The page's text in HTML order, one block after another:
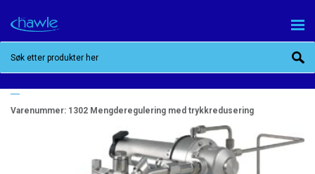
1302 MENGDEREGULERING MED
TRYKKREDUSERING
Varenummer: 1302 Mengderegulering med trykkredusering